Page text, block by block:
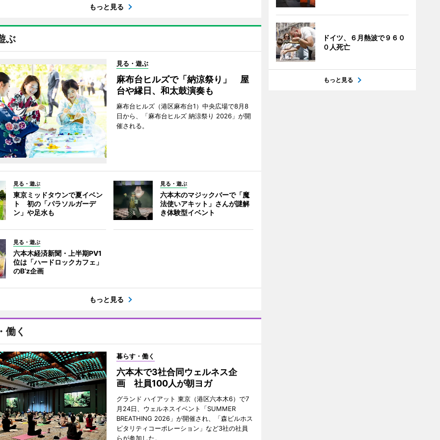
もっと見る
ぶ
見る・遊ぶ
麻布台ヒルズで「納涼祭り」 屋
台や縁日、和太鼓演奏も
麻布台ヒルズ（港区麻布台1）中央広場で8月8
日から、「麻布台ヒルズ 納涼祭り 2026」が開
催される。
見る・遊ぶ
東京ミッドタウンで夏イベン
ト 初の「パラソルガーデ
ン」や足水も
見る・遊ぶ
六本木のマジックバーで「魔
法使いアキット」さんが謎解
き体験型イベント
見る・遊ぶ
六本木経済新聞・上半期PV1
位は「ハードロックカフェ」
のB’z企画
もっと見る
働く
暮らす・働く
六本木で3社合同ウェルネス企
画 社員100人が朝ヨガ
グランド ハイアット 東京（港区六本木6）で7
月24日、ウェルネスイベント「SUMMER
BREATHING 2026」が開催され、「森ビルホス
ピタリティコーポレーション」など3社の社員
らが参加した。
ドイツ、６月熱波で９６０
０人死亡
もっと見る